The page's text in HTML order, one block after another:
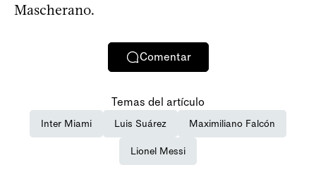
Mascherano.
Comentar
Temas del artículo
Inter Miami Luis Suárez Maximiliano Falcón
Lionel Messi